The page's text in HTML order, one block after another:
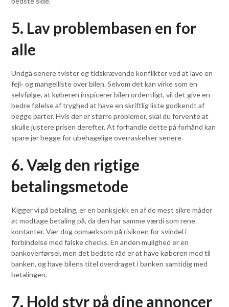
5. Lav problembasen en for
alle
Undgå senere tvister og tidskrævende konflikter ved at lave en
fejl- og mangelliste over bilen. Selvom det kan virke som en
selvfølge, at køberen inspicerer bilen ordentligt, vil det give en
bedre følelse af tryghed at have en skriftlig liste godkendt af
begge parter. Hvis der er større problemer, skal du forvente at
skulle justere prisen derefter. At forhandle dette på forhånd kan
spare jer begge for ubehagelige overraskelser senere.
6. Vælg den rigtige
betalingsmetode
Kigger vi på betaling, er en banksjekk en af de mest sikre måder
at modtage betaling på, da den har samme værdi som rene
kontanter. Vær dog opmærksom på risikoen for svindel i
forbindelse med falske checks. En anden mulighed er en
bankoverførsel, men det bedste råd er at have køberen med til
banken, og have bilens titel overdraget i banken samtidig med
betalingen.
7. Hold styr på dine annoncer